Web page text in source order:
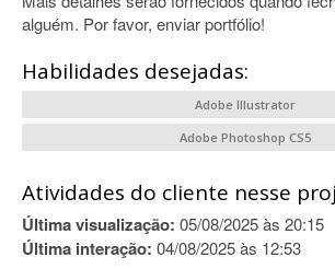
alguém. Por favor, enviar portfólio!
Habilidades desejadas:
Adobe Illustrator
Adobe Photoshop CS5
Atividades do cliente nesse
Última visualização: 05/08/2025 às 20:15
Última interação: 04/08/2025 às 12:53